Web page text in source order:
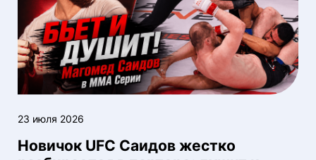
23 июля 2026
Новичок UFC Саидов жестко